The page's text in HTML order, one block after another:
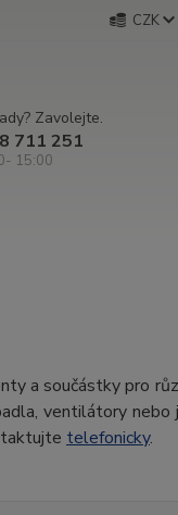
CZK
Zavolejte.
711 251
15:00
a součástky pro
ventilátory nebo
telefonicky.